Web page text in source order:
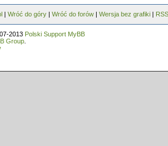
| Wróć do góry | Wróć do forów | Wersja bez grafiki | RSS
2013 Polski Support MyBB
Group